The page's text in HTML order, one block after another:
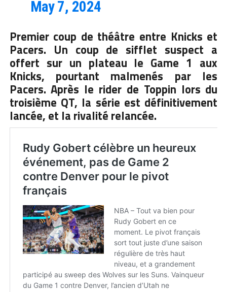
May 7, 2024
Premier coup de théâtre entre Knicks et
Pacers. Un coup de sifflet suspect a
offert sur un plateau le Game 1 aux
Knicks, pourtant malmenés par les
Pacers. Après le rider de Toppin lors du
troisième QT, la série est définitivement
lancée, et la rivalité relancée.